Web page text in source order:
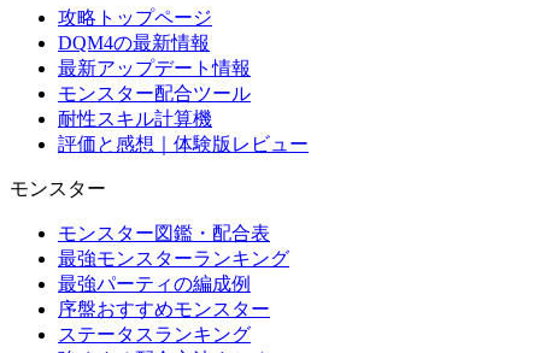
攻略トップページ
DQM4の最新情報
最新アップデート情報
モンスター配合ツール
耐性スキル計算機
評価と感想｜体験版レビュー
モンスター
モンスター図鑑・配合表
最強モンスターランキング
最強パーティの編成例
序盤おすすめモンスター
ステータスランキング